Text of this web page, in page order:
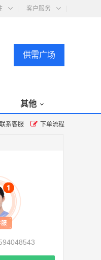
客户服务
供需广场
其他
联系客服 下单流程